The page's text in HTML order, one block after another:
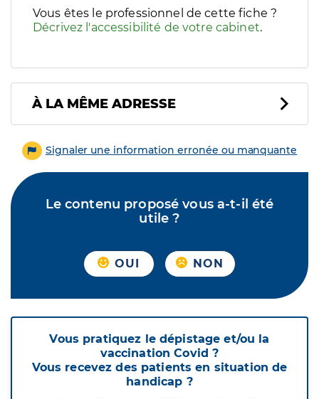
Vous êtes le professionnel de cette fiche ?
Décrivez l'accessibilité de votre cabinet.
À LA MÊME ADRESSE
Signaler une information erronée ou manquante
Le contenu proposé vous a-t-il été
utile ?
OUI NON
Vous pratiquez le dépistage et/ou la
vaccination Covid ?
Vous recevez des patients en situation de
handicap ?